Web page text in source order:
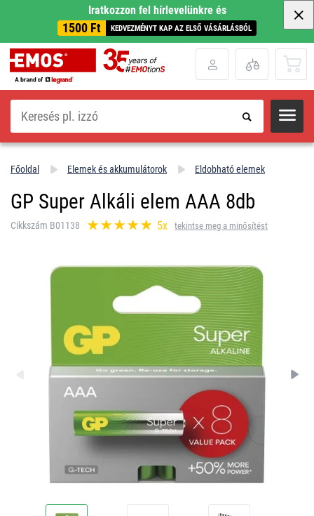
Iratkozzon fel hírlevelünkre és
1500 Ft KEDVEZMÉNYT KAP AZ ELSŐ VÁSÁRLÁSBÓL
Keresés
Főoldal Elemek és akkumulátorok Eldobható elemek
GP Super Alkáli elem AAA 8db
Cikkszám B01138 5x tekintse meg a minősítést